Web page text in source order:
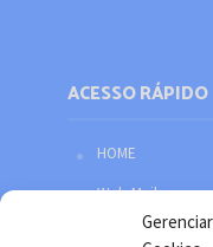
ACESSO RÁPIDO
HOME
Web Mail
Política de